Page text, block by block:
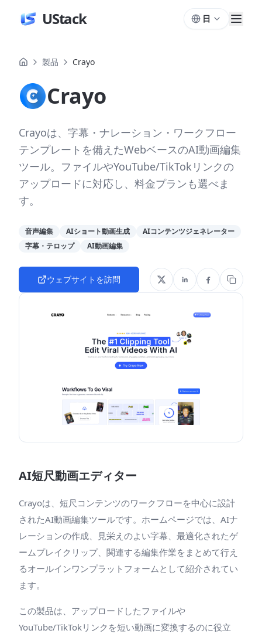
UStack 日
製品 Crayo
Crayo
Crayoは、字幕・ナレーション・ワークフロー
テンプレートを備えたWebベースのAI動画編集
ツール。ファイルやYouTube/TikTokリンクの
アップロードに対応し、料金プランも選べま
す。
音声編集 AIショート動画生成
AIコンテンツジェネレーター
字幕・テロップ
AI動画編集
ウェブサイトを訪問
AI短尺動画エディター
Crayoは、短尺コンテンツのワークフローを中心に設計
されたAI動画編集ツールです。ホームページでは、AIナ
レーションの作成、見栄えのよい字幕、最適化されたゲ
ームプレイクリップ、関連する編集作業をまとめて行え
るオールインワンプラットフォームとして紹介されてい
ます。
この製品は、アップロードしたファイルや
YouTube/TikTokリンクを短い動画に変換するのに役立